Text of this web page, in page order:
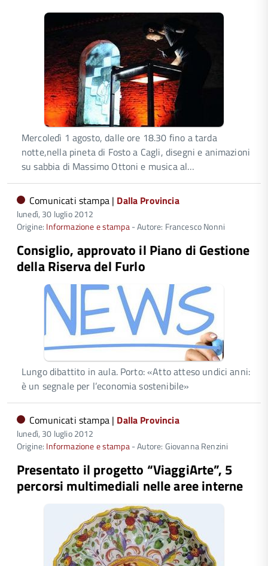
Mercoledì 1 agosto, dalle ore 18.30 fino a tarda
notte,nella pineta di Fosto a Cagli, disegni e animazioni
su sabbia di Massimo Ottoni e musica al…
Comunicati stampa | Dalla Provincia
lunedì, 30 luglio 2012
Origine: Informazione e stampa- Autore: Francesco Nonni
Consiglio, approvato il Piano di Gestione
della Riserva del Furlo
Lungo dibattito in aula. Porto: «Atto atteso undici anni:
è un segnale per l’economia sostenibile»
Comunicati stampa | Dalla Provincia
lunedì, 30 luglio 2012
Origine: Informazione e stampa- Autore: Giovanna Renzini
Presentato il progetto “ViaggiArte”, 5
percorsi multimediali nelle aree interne